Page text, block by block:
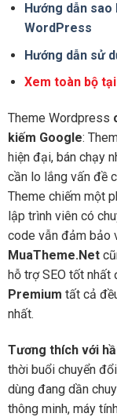
Hướng dẫn
WordPress
Hướng dẫn sử
Xem toàn bộ
Theme Wordpress
kiếm Google:
hiện đại, bán chạy
cần lo lắng vấn đề
Theme chiếm một
lập trình viên có
code vẫn đảm bảo
MuaTheme.Net
hỗ trợ SEO tốt nhất
Premium tất cả
nhất.
Tương thích với
thời buổi chuyển
dùng đang dần
thông minh, máy